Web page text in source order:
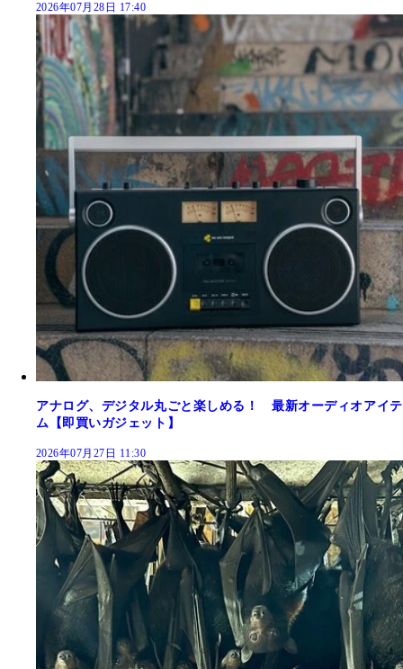
2026年07月28日 17:40
アナログ、デジタル丸ごと楽しめる！ 最新オーディオアイテ
ム【即買いガジェット】
2026年07月27日 11:30